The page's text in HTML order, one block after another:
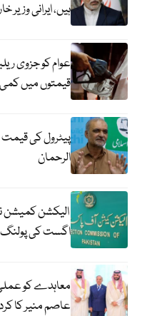
ہیں، ایرانی وزیر
عوام کو جزوی
قیمتوں میں کمی
الرحمان
اگست کی
معاہدے کو
عاصم منیر کا